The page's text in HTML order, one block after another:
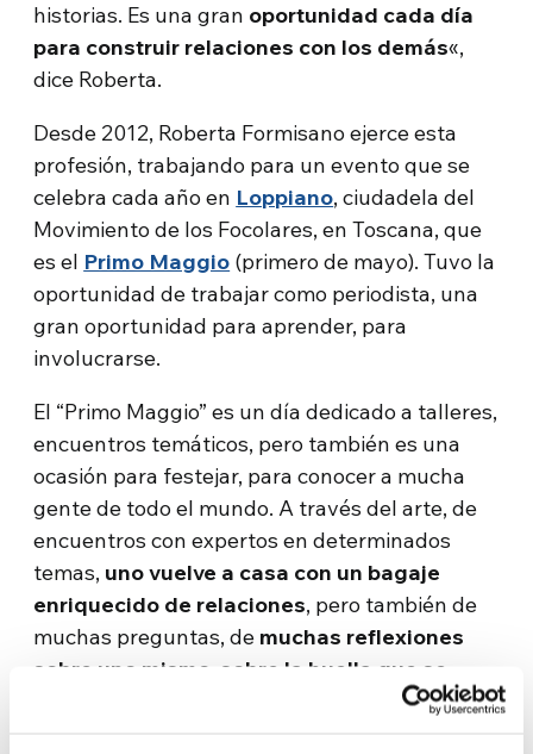
historias. Es una gran oportunidad cada día
para construir relaciones con los demás«,
dice Roberta.
Desde 2012, Roberta Formisano ejerce esta
profesión, trabajando para un evento que se
celebra cada año en Loppiano, ciudadela del
Movimiento de los Focolares, en Toscana, que
es el Primo Maggio (primero de mayo). Tuvo la
oportunidad de trabajar como periodista, una
gran oportunidad para aprender, para
involucrarse.
El “Primo Maggio” es un día dedicado a talleres,
encuentros temáticos, pero también es una
ocasión para festejar, para conocer a mucha
gente de todo el mundo. A través del arte, de
encuentros con expertos en determinados
temas, uno vuelve a casa con un bagaje
enriquecido de relaciones, pero también de
muchas preguntas, de muchas reflexiones
sobre uno mismo, sobre la huella que se